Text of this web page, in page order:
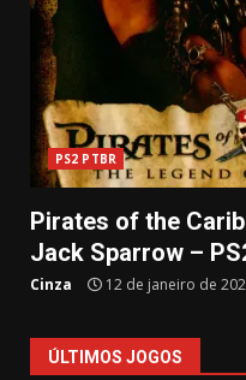
PS2 PTBR
Pirates of the
Jack Sparrow –
Cinza 12 de janeiro de
ÚLTIMOS JOGOS